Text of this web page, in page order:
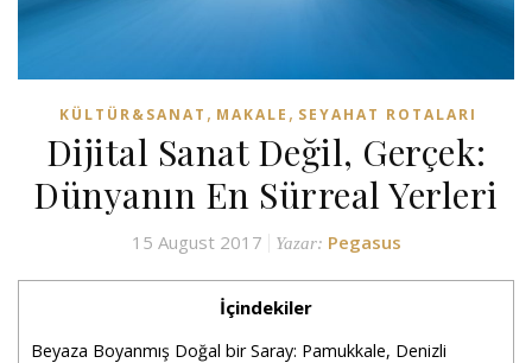
KÜLTÜR&SANAT , MAKALE , SEYAHAT ROTALARI
Dijital Sanat Değil, Gerçek:
Dünyanın En Sürreal Yerleri
15 August 2017 Yazar: Pegasus
İçindekiler
Beyaza Boyanmış Doğal bir Saray: Pamukkale, Denizli